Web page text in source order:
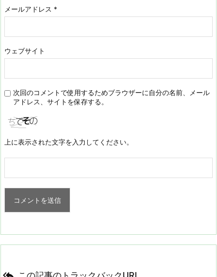
メールアドレス *
ウェブサイト
次回のコメントで使用するためブラウザーに自分の名前、メール
アドレス、サイトを保存する。
上に表示された文字を入力してください。